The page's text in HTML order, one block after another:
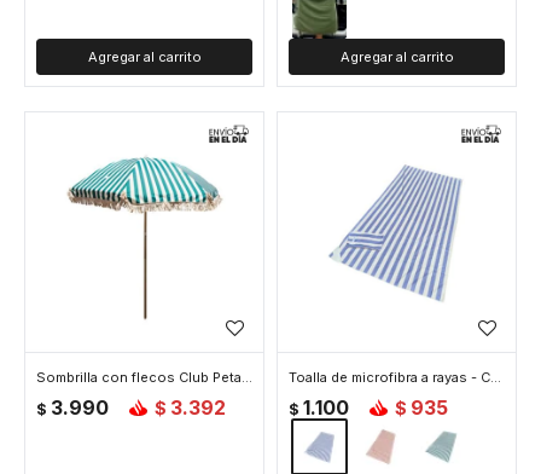
Sombrilla con flecos Club Petates
$ 3.990 $ 3.392
Toalla de microfibra a rayas - Celeste
$ 1.100 $ 935